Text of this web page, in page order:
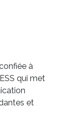
à
qui met
et